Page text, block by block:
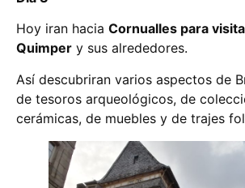
Hoy iran hacia Cornualles para
Quimper y sus alrededores.
Así descubriran varios aspectos de
de tesoros arqueológicos, de
cerámicas, de muebles y de trajes